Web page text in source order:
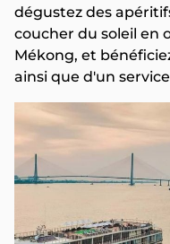
dégustez des
coucher du soleil en
Mékong, et
ainsi que d'un